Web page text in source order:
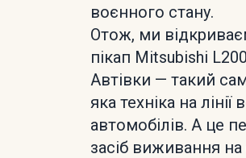
воєнного стану.
Отож, ми
пікап Mitsubishi
Автівки — такий
яка техніка на
автомобілів. А це
засіб виживання на